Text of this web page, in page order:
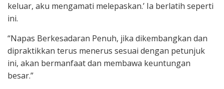
keluar, aku mengamati melepaskan.’ Ia berlatih seperti
ini.
“Napas Berkesadaran Penuh, jika dikembangkan dan
dipraktikkan terus menerus sesuai dengan petunjuk
ini, akan bermanfaat dan membawa keuntungan
besar.”